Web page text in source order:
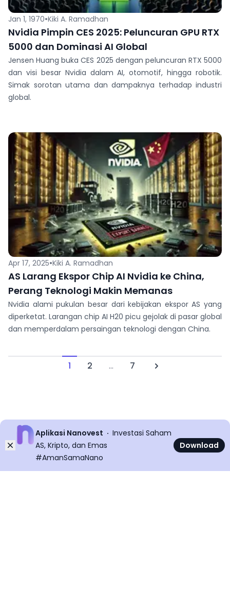
Jan 1, 1970•Kiki A. Ramadhan
Nvidia Pimpin CES 2025: Peluncuran GPU RTX
5000 dan Dominasi AI Global
Jensen Huang buka CES 2025 dengan peluncuran RTX 5000
dan visi besar Nvidia dalam AI, otomotif, hingga robotik.
Simak sorotan utama dan dampaknya terhadap industri
global.
Apr 17, 2025•Kiki A. Ramadhan
AS Larang Ekspor Chip AI Nvidia ke China,
Perang Teknologi Makin Memanas
Nvidia alami pukulan besar dari kebijakan ekspor AS yang
diperketat. Larangan chip AI H20 picu gejolak di pasar global
dan memperdalam persaingan teknologi dengan China.
1 2 ... 7 Next
Dismiss
Aplikasi Nanovest
Investasi Saham
AS, Kripto, dan Emas
#AmanSamaNano
Download